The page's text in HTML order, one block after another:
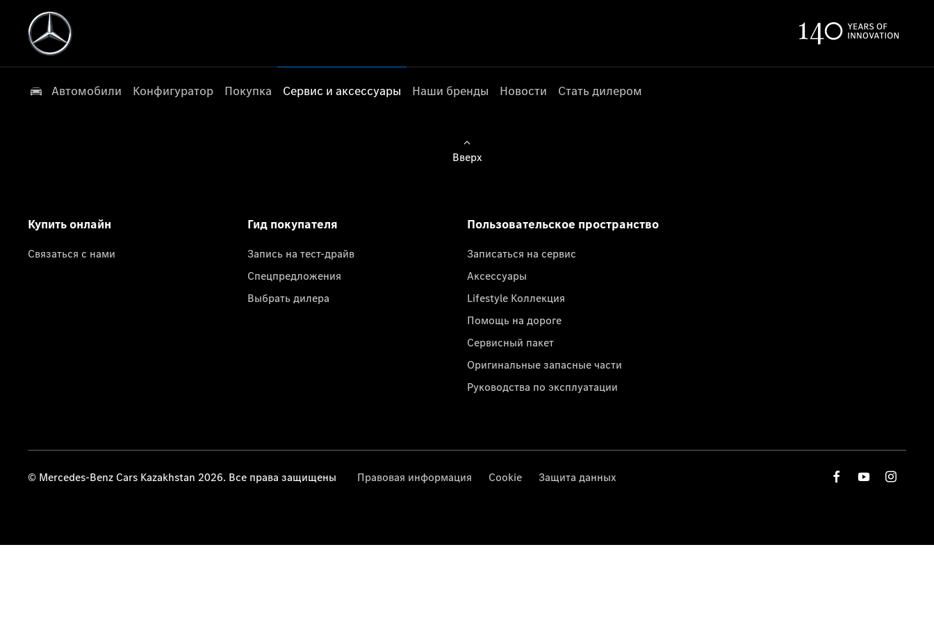
Автомобили Конфигуратор Покупка Сервис и аксессуары Наши бренды Новости Стать дилером
Вверх
Купить онлайн
Связаться с нами
Гид покупателя
Запись на тест-драйв
Спецпредложения
Выбрать дилера
Пользовательское пространство
Записаться на сервис
Аксессуары
Lifestyle Коллекция
Помощь на дороге
Сервисный пакет
Оригинальные запасные части
Руководства по эксплуатации
© Mercedes-Benz Cars Kazakhstan 2026. Все права защищены Правовая информация Cookie Защита данных